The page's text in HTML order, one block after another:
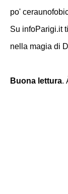
po'
Su infoParigi.it
nella magia di
Buona lettura.